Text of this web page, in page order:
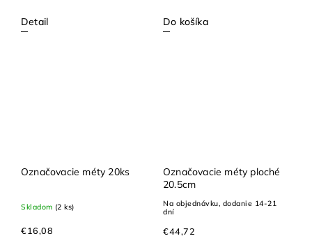
Detail Do košíka
Označovacie méty 20ks
Skladom (2 ks)
€16,08
Označovacie méty ploché
20.5cm
Na objednávku, dodanie 14-21
dní
€44,72